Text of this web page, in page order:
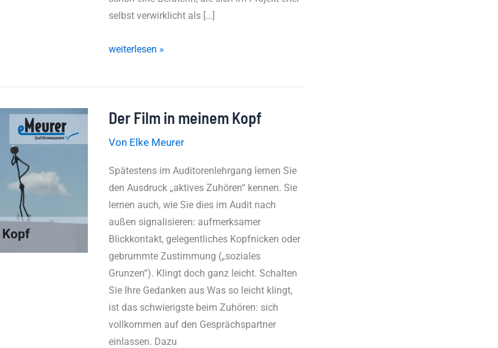
selbst verwirklicht als […]
weiterlesen »
Der Film in meinem Kopf
Von Elke Meurer
Spätestens im Auditorenlehrgang lernen Sie
den Ausdruck „aktives Zuhören“ kennen. Sie
lernen auch, wie Sie dies im Audit nach
außen signalisieren: aufmerksamer
Blickkontakt, gelegentliches Kopfnicken oder
gebrummte Zustimmung („soziales
Grunzen“). Klingt doch ganz leicht. Schalten
Sie Ihre Gedanken aus Was so leicht klingt,
ist das schwierigste beim Zuhören: sich
vollkommen auf den Gesprächspartner
einlassen. Dazu
Der
meinem
Kopf